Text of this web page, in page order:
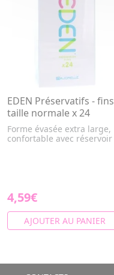
EDEN Préservatifs - fins
taille normale x 24
Forme évasée extra large,
confortable avec réservoir
4,59€
AJOUTER AU PANIER